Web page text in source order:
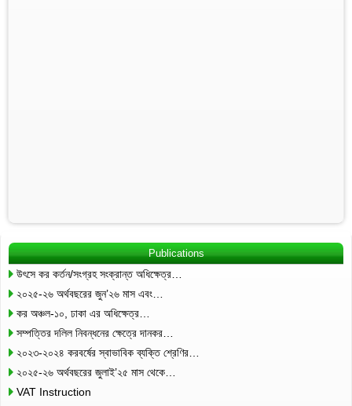
Publications
উৎসে কর কর্তন/সংগ্রহ সংক্রান্ত অধিক্ষেত্র…
২০২৫-২৬ অর্থবছরের জুন’২৬ মাস এবং…
কর অঞ্চল-১০, ঢাকা এর অধিক্ষেত্র…
সম্পত্তির দলিল নিবন্ধনের ক্ষেত্রে দানকর…
২০২৩-২০২৪ করবর্ষের স্বাভাবিক ব্যক্তি শ্রেণির…
২০২৫-২৬ অর্থবছরের জুলাই’২৫ মাস থেকে…
VAT Instruction